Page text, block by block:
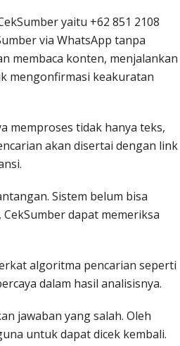
yaitu +62 851 2108
via WhatsApp tanpa
membaca konten, menjalankan
mengonfirmasi keakuratan
memproses tidak hanya teks,
akan disertai dengan link
Sistem belum bisa
dapat memeriksa
algoritma pencarian seperti
dalam hasil analisisnya.
jawaban yang salah. Oleh
untuk dapat dicek kembali.